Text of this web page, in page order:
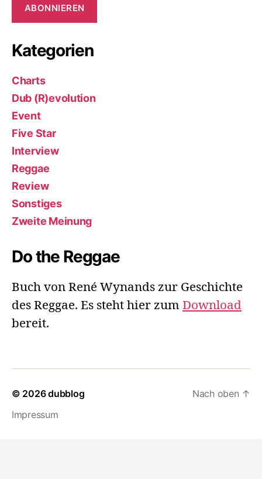
ABONNIEREN
Kategorien
Charts
Dub (R)evolution
Event
Five Star
Interview
Reggae
Review
Sonstiges
Zweite Meinung
Do the Reggae
Buch von René Wynands zur Geschichte
des Reggae. Es steht hier zum Download
bereit.
© 2026dubblog
Impressum
Nach oben ↑